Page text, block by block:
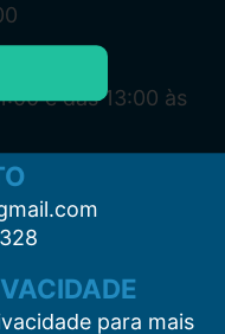
e das 13:00 às
para mais